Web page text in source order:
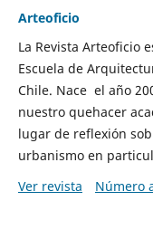
Arteoficio
La Revista Arteoficio
Escuela de
Chile. Nace el año
nuestro quehacer
lugar de reflexión
urbanismo en
Ver revista
Número